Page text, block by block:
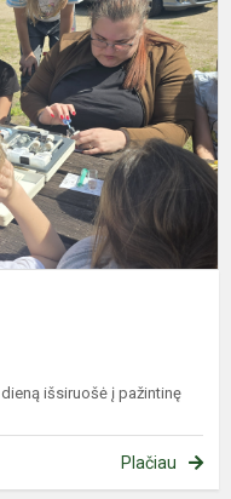
išsiruošė į pažintinę
Plačiau